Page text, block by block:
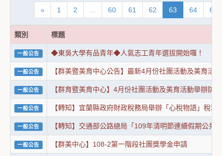
« 1 2 60 61 62 63 64 65
類別 標題
一般公告 ◆東吳大學有品青年◆人氣志工青年選拔開始囉！
一般公告 【群美暨美育中心公告】最新4月份社團活動及美育活
一般公告 【群育暨美育中心】4月份社團活動及美育活動舉辦防
一般公告 【轉知】宜蘭縣政府財政稅務局舉辦「心稅物語」稅
一般公告 【轉知】交通部公路總局「109年清明節連續假期公共
一般公告 【群美中心】108-2第一階段社團獎學金申請